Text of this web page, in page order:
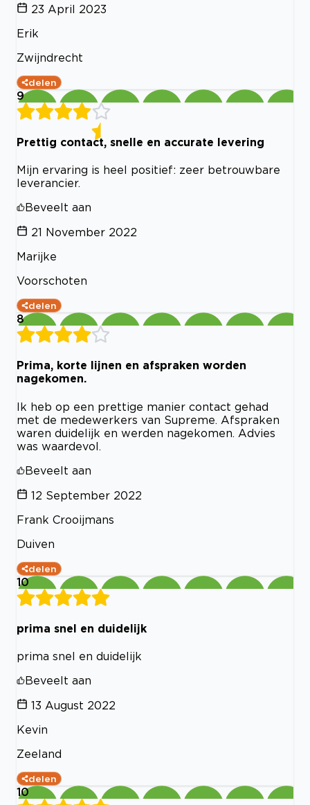
23 April 2023
Erik
Zwijndrecht
delen
9
Prettig contact, snelle en accurate levering
Mijn ervaring is heel positief: zeer betrouwbare
leverancier.
Beveelt aan
21 November 2022
Marijke
Voorschoten
delen
8
Prima, korte lijnen en afspraken worden
nagekomen.
Ik heb op een prettige manier contact gehad
met de medewerkers van Supreme. Afspraken
waren duidelijk en werden nagekomen. Advies
was waardevol.
Beveelt aan
12 September 2022
Frank Crooijmans
Duiven
delen
10
prima snel en duidelijk
prima snel en duidelijk
Beveelt aan
13 August 2022
Kevin
Zeeland
delen
10